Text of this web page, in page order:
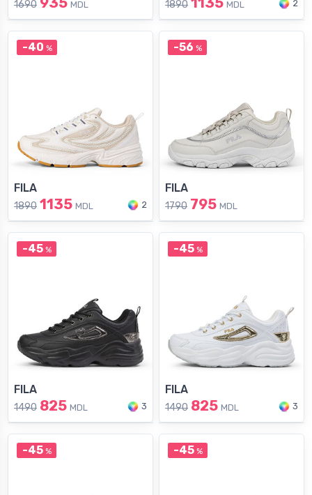
1690 MDL 1890 MDL 2
-40 %
FILA
1890 1135 MDL 2
-56 %
FILA
1790 795 MDL
-45%
FILA
1490 825 MDL 3
-45%
FILA
1490 825 MDL 3
-45% -45%